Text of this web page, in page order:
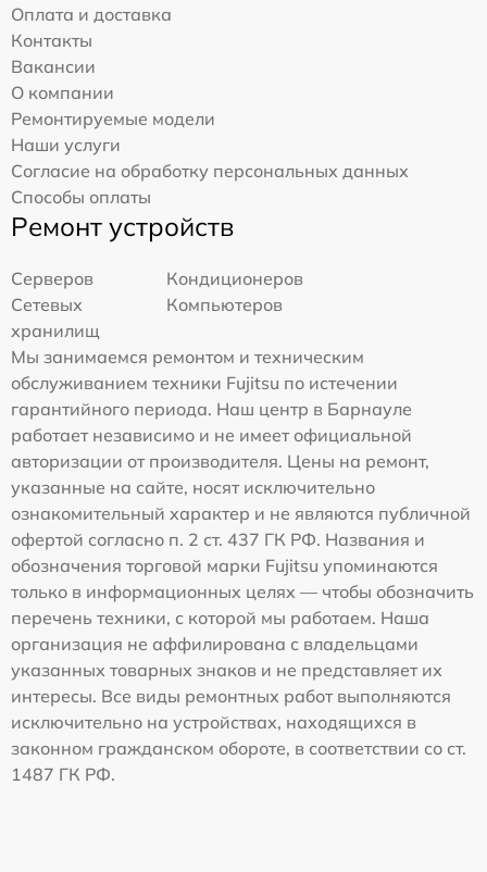
Оплата и доставка
Контакты
Вакансии
О компании
Ремонтируемые модели
Наши услуги
Согласие на обработку персональных данных
Способы оплаты
Ремонт устройств
Серверов
Кондиционеров
Сетевых
хранилищ
Компьютеров
Мы занимаемся ремонтом и техническим
обслуживанием техники Fujitsu по истечении
гарантийного периода. Наш центр в Барнауле
работает независимо и не имеет официальной
авторизации от производителя. Цены на ремонт,
указанные на сайте, носят исключительно
ознакомительный характер и не являются публичной
офертой согласно п. 2 ст. 437 ГК РФ. Названия и
обозначения торговой марки Fujitsu упоминаются
только в информационных целях — чтобы обозначить
перечень техники, с которой мы работаем. Наша
организация не аффилирована с владельцами
указанных товарных знаков и не представляет их
интересы. Все виды ремонтных работ выполняются
исключительно на устройствах, находящихся в
законном гражданском обороте, в соответствии со ст.
1487 ГК РФ.